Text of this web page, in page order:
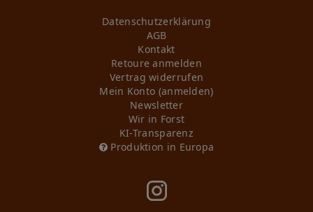
Daten­schutz­erklärung
AGB
Kontakt
Retoure anmelden
Vertrag widerrufen
Mein Konto (anmelden)
Newsletter
Wir in Forst
KI-Transparenz
Produktion in Europa